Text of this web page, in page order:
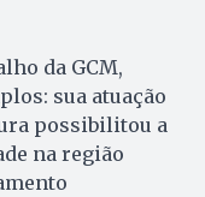
da GCM,
sua atuação
possibilitou a
na região